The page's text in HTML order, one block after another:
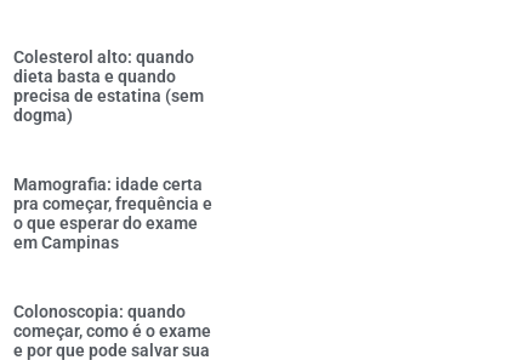
Colesterol alto: quando
dieta basta e quando
precisa de estatina (sem
dogma)
Mamografia: idade certa
pra começar, frequência e
o que esperar do exame
em Campinas
Colonoscopia: quando
começar, como é o exame
e por que pode salvar sua